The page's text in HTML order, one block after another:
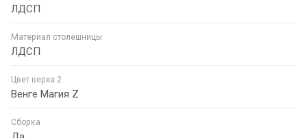
ЛДСП
Материал столешницы
ЛДСП
Цвет верха 2
Венге Магия Z
Сборка